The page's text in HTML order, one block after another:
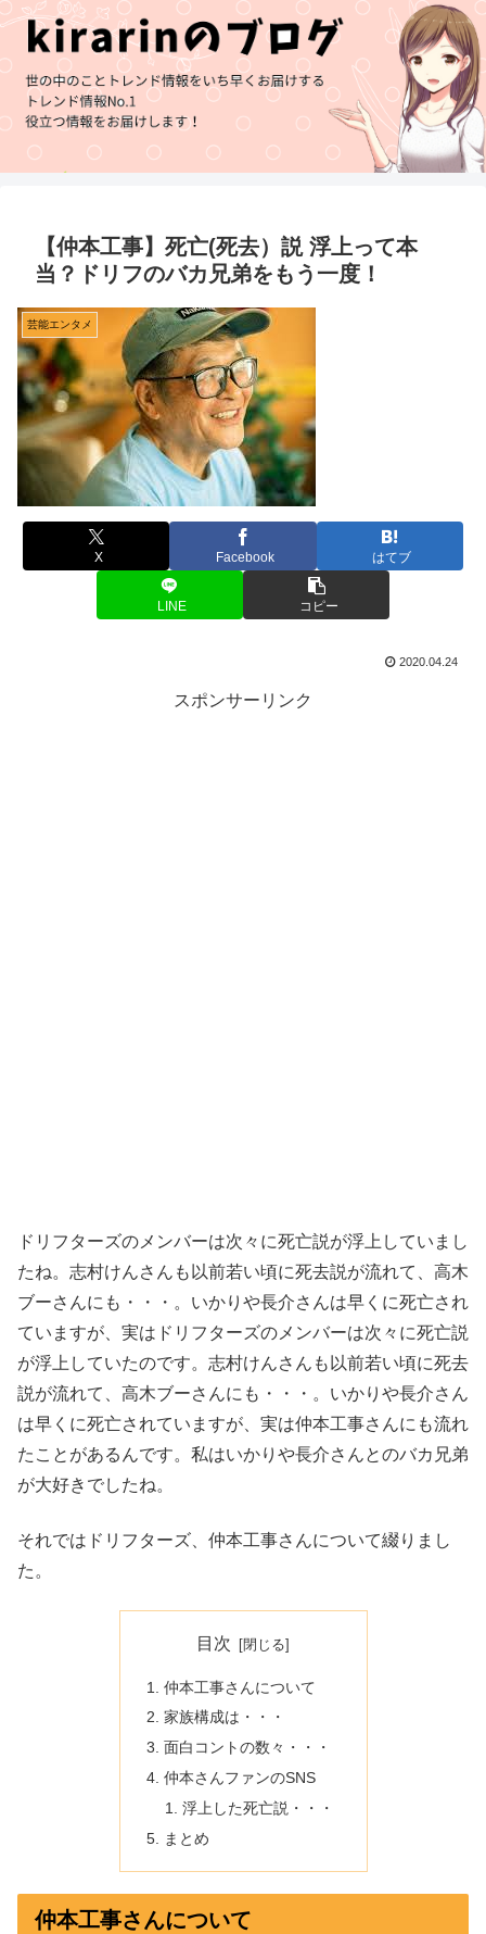
【仲本工事】死亡(死去）説 浮上って本
当？ドリフのバカ兄弟をもう一度！
芸能エンタメ
X Facebook はてブ
LINE コピー
2020.04.24
スポンサーリンク
ドリフターズのメンバーは次々に死亡説が浮上していまし
たね。志村けんさんも以前若い頃に死去説が流れて、高木
ブーさんにも・・・。いかりや長介さんは早くに死亡され
ていますが、実はドリフターズのメンバーは次々に死亡説
が浮上していたのです。志村けんさんも以前若い頃に死去
説が流れて、高木ブーさんにも・・・。いかりや長介さん
は早くに死亡されていますが、実は仲本工事さんにも流れ
たことがあるんです。私はいかりや長介さんとのバカ兄弟
が大好きでしたね。
それではドリフターズ、仲本工事さんについて綴りまし
た。
目次
仲本工事さんについて
家族構成は・・・
面白コントの数々・・・
仲本さんファンのSNS
浮上した死亡説・・・
まとめ
仲本工事さんについて